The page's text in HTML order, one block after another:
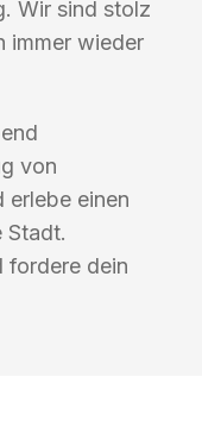
Wir sind stolz
immer wieder
von
erlebe einen
Stadt.
fordere dein